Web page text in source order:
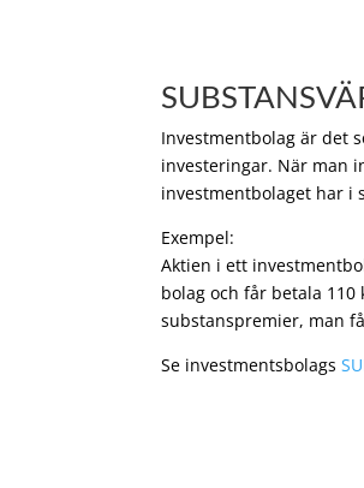
Investmentbolag är det
investeringar. När man
investmentbolaget har i
Exempel:
Aktien i ett
bolag och får betala
substanspremier, man
Se investmentsbolags